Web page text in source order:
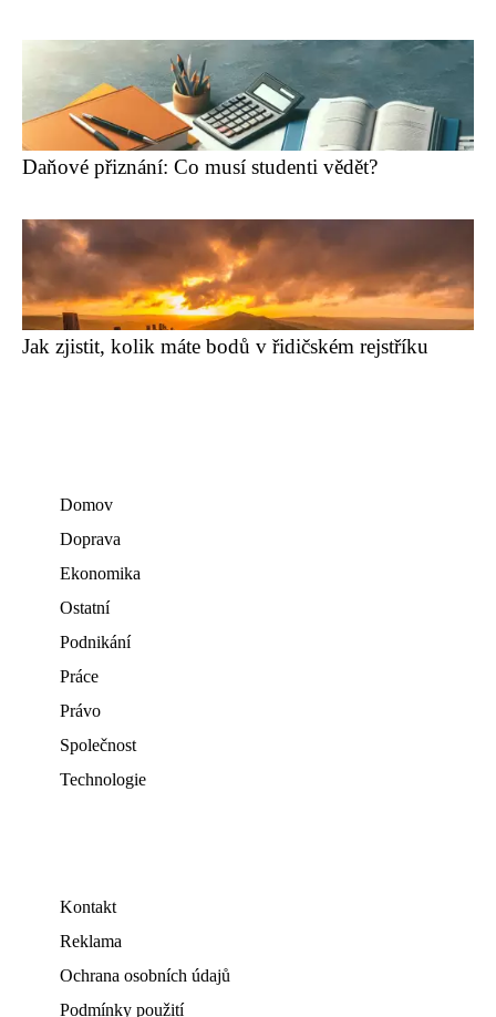
Daňové přiznání: Co musí studenti vědět?
Jak zjistit, kolik máte bodů v řidičském rejstříku
Domov
Doprava
Ekonomika
Ostatní
Podnikání
Práce
Právo
Společnost
Technologie
Kontakt
Reklama
Ochrana osobních údajů
Podmínky použití